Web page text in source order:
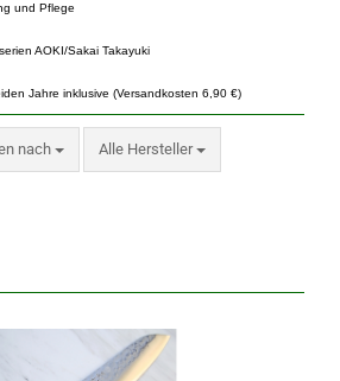
und Pflege
AOKI/Sakai Takayuki
Jahre inklusive (Versandkosten 6,90 €)
nach
nach Alle Hersteller